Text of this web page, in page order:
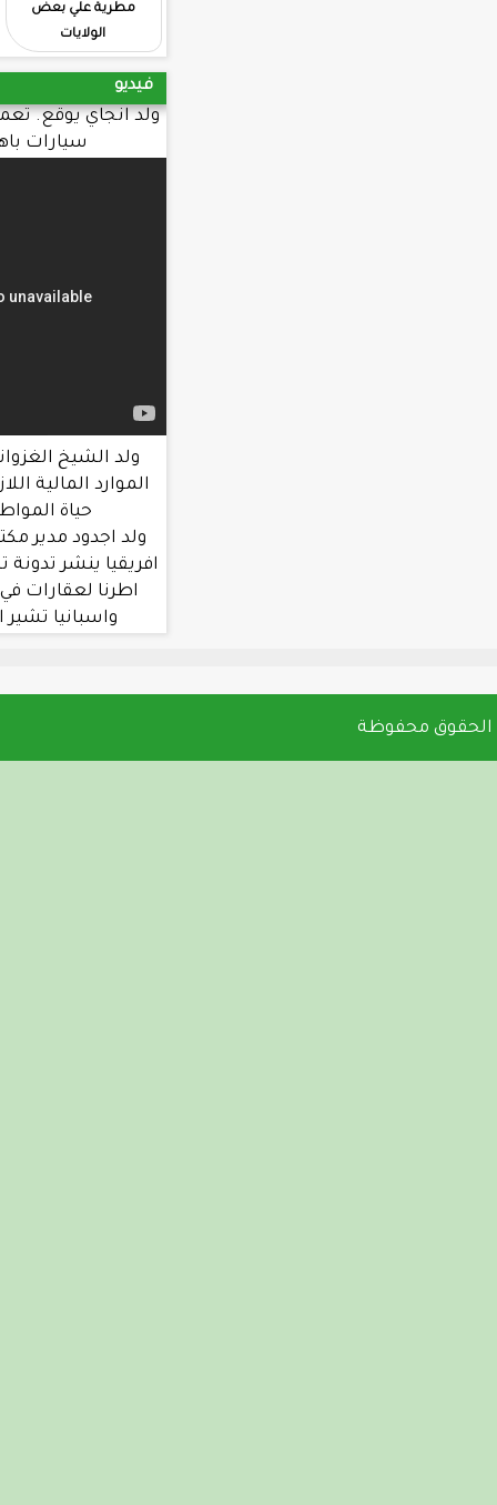
الطلبة المتفوقين
ولد انجاي يوقع. تعميما يحرم طلب شراء
سيارات باهظة. الثمن
ولد الشيخ الغزواني : الحكومة عبأت
الموارد المالية اللازمة لتحسين ظروف
حياة المواطنين في جول
ولد اجدود مدير مكتب العربية في غرب
افريقيا ينشر تدونة تشير الي تملك بعض
اطرنا لعقارات في دول مثل المغرب
واسبانيا تشير الي اختلاس بين